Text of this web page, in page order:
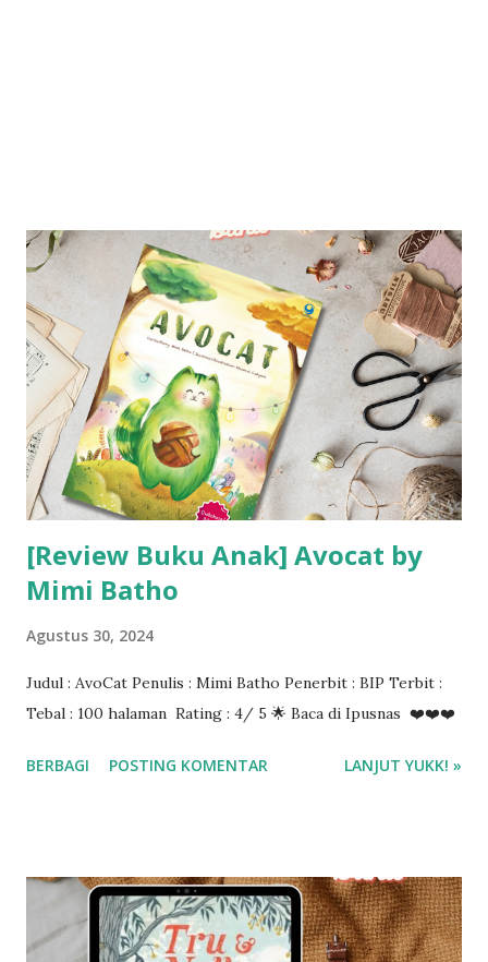
[Review Buku Anak] Avocat by
Mimi Batho
Agustus 30, 2024
Judul : AvoCat Penulis : Mimi Batho Penerbit : BIP Terbit :
Tebal : 100 halaman Rating : 4/ 5 🌟 Baca di Ipusnas ❤️❤️❤️
BERBAGI POSTING KOMENTAR LANJUT YUKK! »